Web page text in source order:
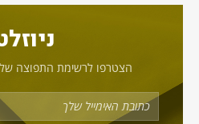
הצטרפו לרשימת התפוצה